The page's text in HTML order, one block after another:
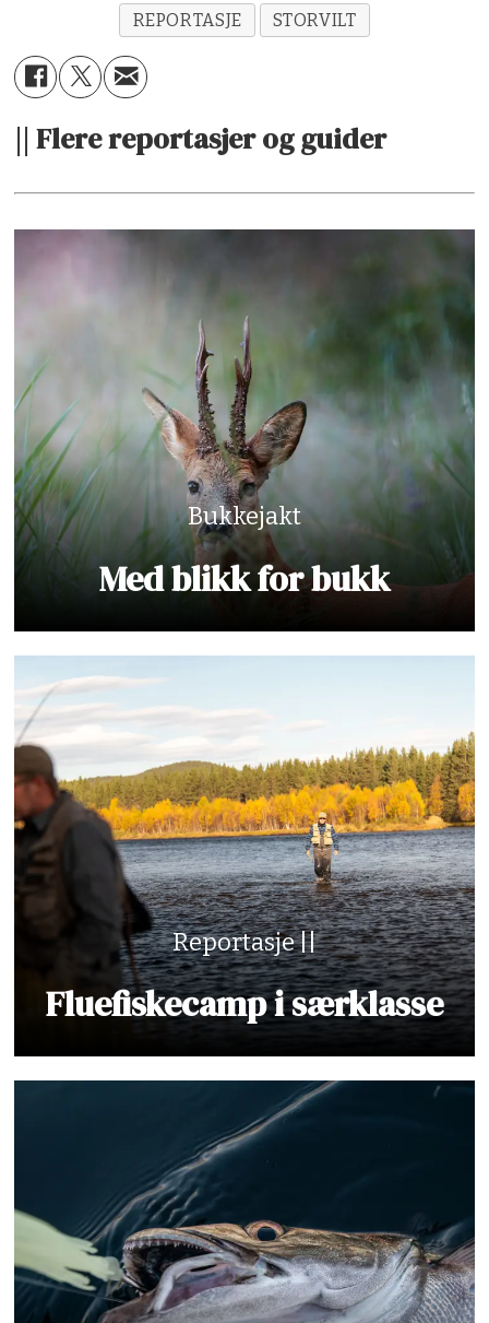
REPORTASJE
STORVILT
|| Flere reportasjer og guider
Bukkejakt
Med blikk for bukk
Reportasje ||
Fluefiskecamp i særklasse